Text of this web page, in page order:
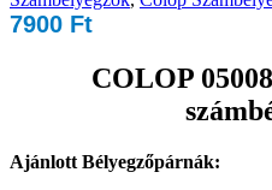
7900 Ft
COLOP
Ajánlott Bélyegzőpárnák: